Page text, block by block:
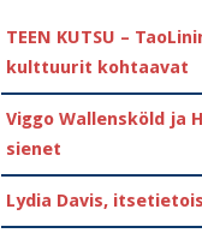
TEEN KUTSU –
kulttuurit kohtaavat
Viggo Wallensköld ja
sienet
Lydia Davis,